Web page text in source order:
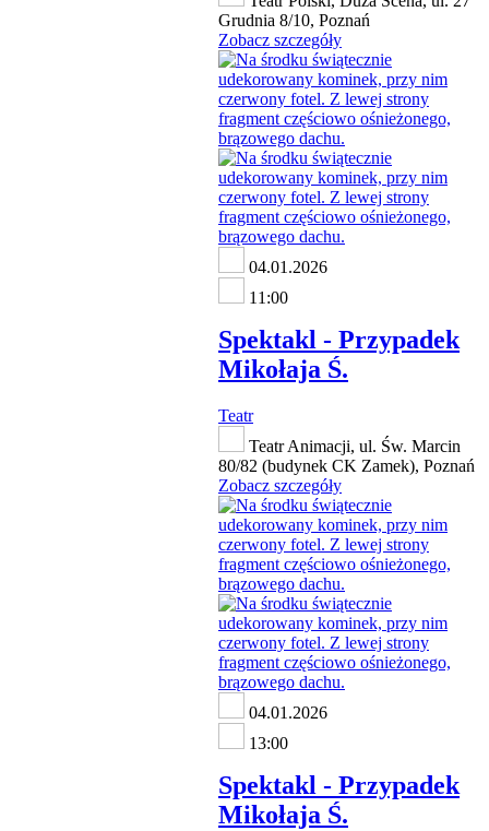
Grudnia 8/10, Poznań
Zobacz szczegóły
04.01.2026
11:00
Spektakl - Przypadek
Mikołaja Ś.
Teatr
Teatr Animacji, ul. Św. Marcin
80/82 (budynek CK Zamek), Poznań
Zobacz szczegóły
04.01.2026
13:00
Spektakl - Przypadek
Mikołaja Ś.